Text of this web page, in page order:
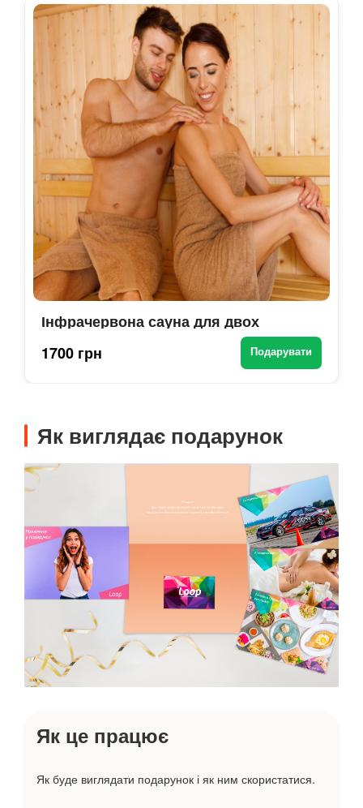
Інфрачервона сауна для двох
1700 грн
Подарувати
Як виглядає подарунок
Як це працює
Як буде виглядати подарунок і як ним скористатися.